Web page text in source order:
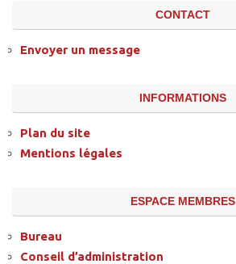
CONTACT
Envoyer un message
INFORMATIONS
Plan du site
Mentions légales
ESPACE MEMBRES
Bureau
Conseil d’administration